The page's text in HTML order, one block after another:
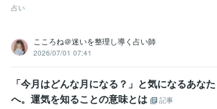
占い
こころね＠迷いを整理し導く占い師
2026/07/01 07:41
「今月はどんな月になる？」と気になるあなた
へ。運気を知ることの意味とは
記事